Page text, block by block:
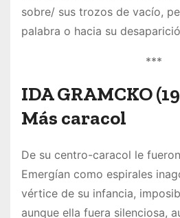
sobre/ sus trozos de vacío,
palabra o hacia su
***
IDA GRAMCKO(
Más caracol
De su centro-caracol le
Emergían como espirales
vértice de su infancia,
aunque ella fuera silenciosa,